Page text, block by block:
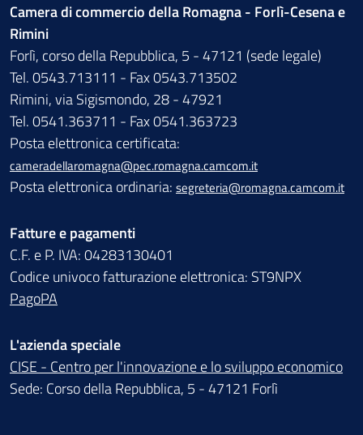
Camera di commercio della Romagna - Forlì-Cesena e
Rimini
Forlì, corso della Repubblica, 5 - 47121 (sede legale)
Tel. 0543.713111 - Fax 0543.713502
Rimini, via Sigismondo, 28 - 47921
Tel. 0541.363711 - Fax 0541.363723
Posta elettronica certificata:
cameradellaromagna@pec.romagna.camcom.it
Posta elettronica ordinaria: segreteria@romagna.camcom.it
Fatture e pagamenti
C.F. e P. IVA: 04283130401
Codice univoco fatturazione elettronica: ST9NPX
PagoPA
L'azienda speciale
CISE - Centro per l'innovazione e lo sviluppo economico
Sede: Corso della Repubblica, 5 - 47121 Forlì